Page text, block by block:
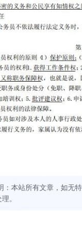
：本站所有文章，如无
。